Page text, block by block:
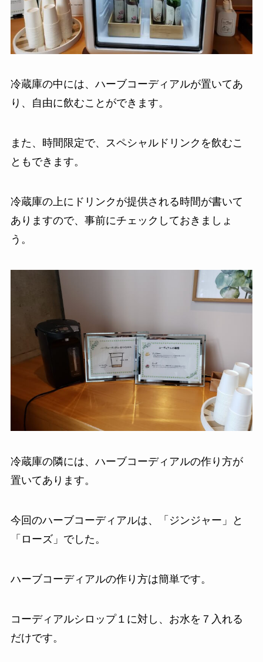
冷蔵庫の中には、ハーブコーディアルが置いてあ
り、自由に飲むことができます。
また、時間限定で、スペシャルドリンクを飲むこ
ともできます。
冷蔵庫の上にドリンクが提供される時間が書いて
ありますので、事前にチェックしておきましょ
う。
冷蔵庫の隣には、ハーブコーディアルの作り方が
置いてあります。
今回のハーブコーディアルは、「ジンジャー」と
「ローズ」でした。
ハーブコーディアルの作り方は簡単です。
コーディアルシロップ１に対し、お水を７入れる
だけです。